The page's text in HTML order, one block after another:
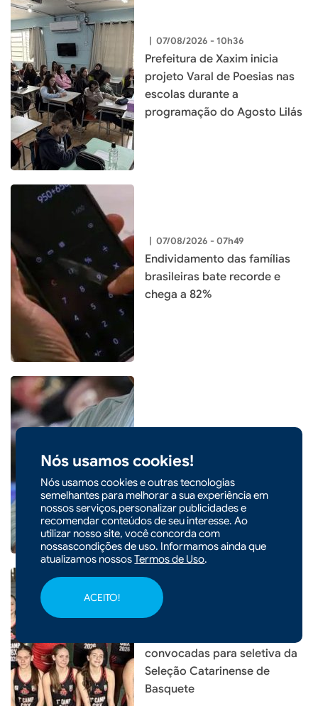
Nós usamos cookies!
Nós usamos cookies e outras tecnologias
semelhantes para melhorar a sua experiência em
nossos serviços,personalizar publicidades e
recomendar conteúdos de seu interesse. Ao
utilizar nosso site, você concorda com
nossascondições de uso. Informamos ainda que
atualizamos nossosTermos de Uso.
ACEITO!
| 07/08/2026 - 10h36
Prefeitura de Xaxim inicia
projeto Varal de Poesias nas
escolas durante a
programação do Agosto Lilás
| 07/08/2026 - 07h49
Endividamento das famílias
brasileiras bate recorde e
chega a 82%
Famílias brasileiras perderam
R$ 62,5 bilhões para bets em
2025
CIDADES
convocadas para seletiva da
Seleção Catarinense de
Basquete